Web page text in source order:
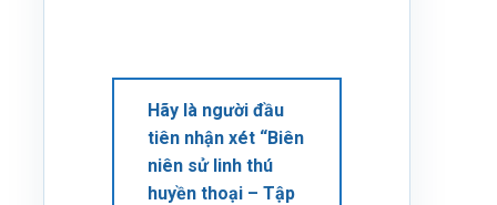
Hãy là người đầu
tiên nhận xét “Biên
niên sử linh thú
huyền thoại – Tập